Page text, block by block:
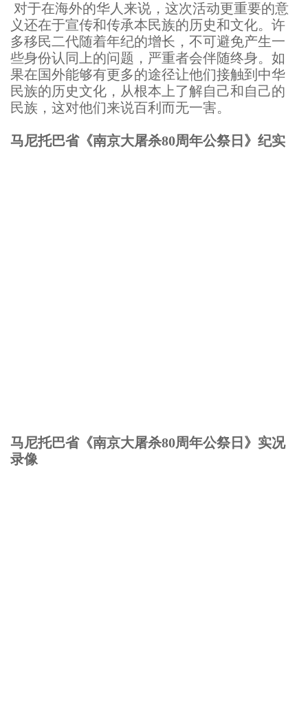
对于在海外的华人来说，这次活动更重要的意
义还在于宣传和传承本民族的历史和文化。许
多移民二代随着年纪的增长，不可避免产生一
些身份认同上的问题，严重者会伴随终身。如
果在国外能够有更多的途径让他们接触到中华
民族的历史文化，从根本上了解自己和自己的
民族，这对他们来说百利而无一害。
马尼托巴省《南京大屠杀80周年公祭日》纪实
马尼托巴省《南京大屠杀80周年公祭日》实况
录像